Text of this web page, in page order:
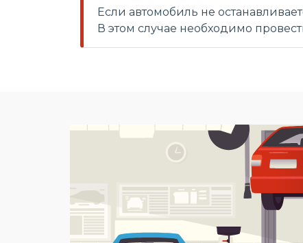
Если автомобиль не
В этом случае необходимо